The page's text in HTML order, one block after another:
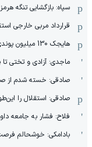
سپاه: بازگشایی تنگه
قرارداد مربی خارجی
هایجک 130 میلیون پوندی آرسنال به لیورپول!
ماجدی: آزادی و تختی
صادقی: خسته شدم از
صادقی: استقلال را
فلاح: فشار به جامعه
بادامکی: خوشحالم